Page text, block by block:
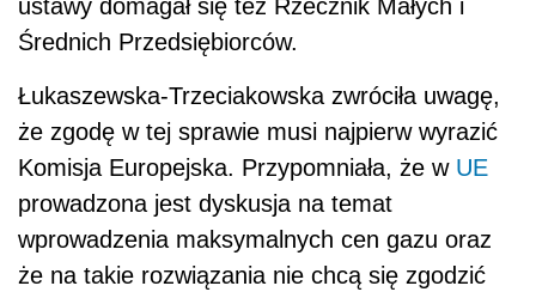
ustawy domagał się też Rzecznik Małych i
Średnich Przedsiębiorców.
Łukaszewska-Trzeciakowska zwróciła uwagę,
że zgodę w tej sprawie musi najpierw wyrazić
Komisja Europejska. Przypomniała, że w UE
prowadzona jest dyskusja na temat
wprowadzenia maksymalnych cen gazu oraz
że na takie rozwiązania nie chcą się zgodzić